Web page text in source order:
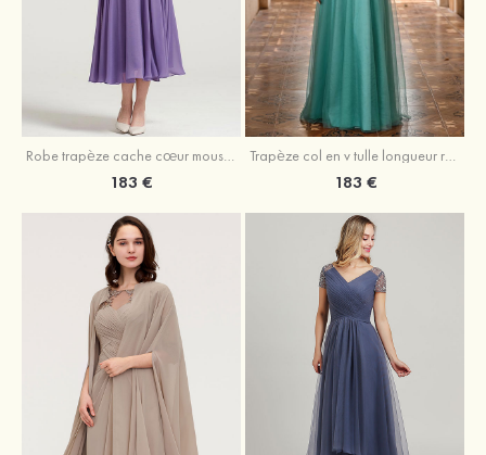
Robe trapèze cache cœur mousseline longueur mollet robe de mère de la mariée avec plissé veste
183 €
Trapèze col en v tulle longueur ras du sol robe de mère de la mariée avec perles paillettes
183 €